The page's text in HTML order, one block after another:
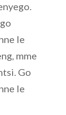
le
mme
Go
le